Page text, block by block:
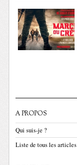
A PROPOS
Qui suis-je ?
Liste de tous les articles